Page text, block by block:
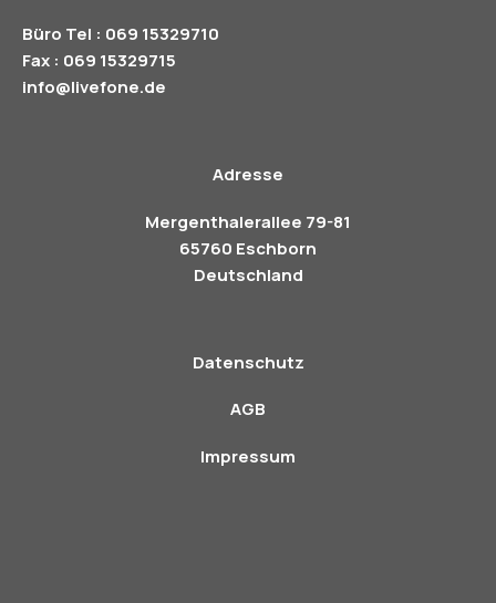
Büro Tel : 069 15329710
Fax : 069 15329715
info@livefone.de
Adresse
Mergenthalerallee 79-81
65760 Eschborn
Deutschland
Datenschutz
AGB
Impressum